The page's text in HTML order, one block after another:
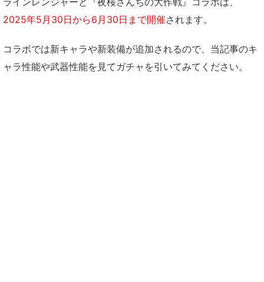
2025年5月30日から6月30日まで開催されます。
コラボでは新キャラや新装備が追加されるので、当記事のキ
ャラ性能や武器性能を見てガチャを引いてみてください。